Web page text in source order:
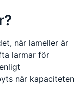
när lameller är
larmar för
när kapaciteten